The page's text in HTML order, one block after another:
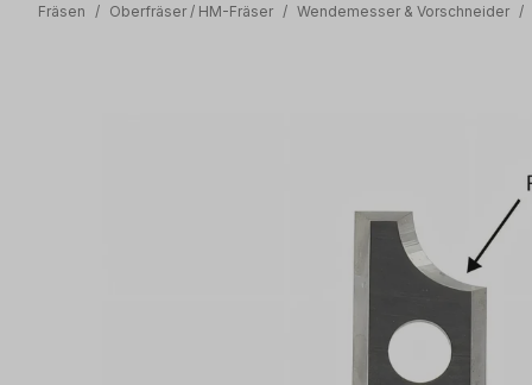
Fräsen / Oberfräser / HM-Fräser / Wendemesser & Vorschneider /